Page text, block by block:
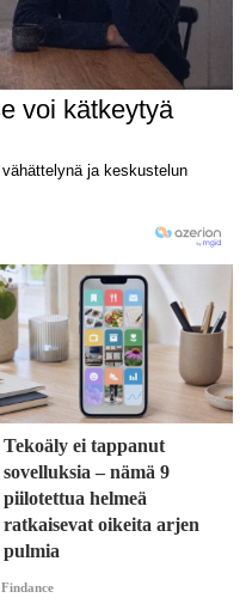
Tekoäly ei tappanut
sovelluksia – nämä 9
piilotettua helmeä
ratkaisevat oikeita arjen
pulmia
Findance